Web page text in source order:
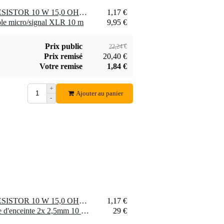
2 x Visaton CERAMIC RESISTOR 10 W 15,0 OHM résistance pour enceinte
1,17 €
micro/signal XLR 10 m
9,95 €
Prix public 22,24 €
Prix remisé
20,40 €
Votre remise
1,84 €
+
-
Ajouter au panier
2 x Visaton CERAMIC RESISTOR 10 W 15,0 OHM résistance pour enceinte
1,17 €
2 x Devine SPE25/10 câble d'enceinte 2x 2,5mm 10 mètres
29 €